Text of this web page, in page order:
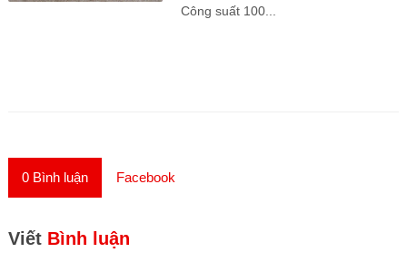
Công suất 100...
0Bình luận Facebook
Viết Bình luận